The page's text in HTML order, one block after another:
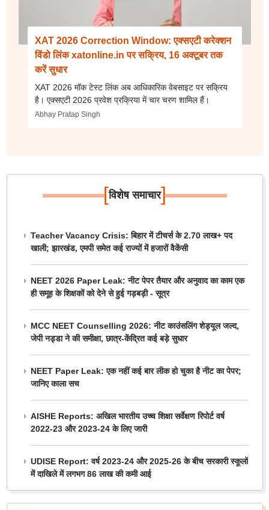
XAT 2026 Correction Window: एक्सएटी करेक्शन
विंडो लिंक xatonline.in पर सक्रिय, 16 अक्टूबर तक
करें सुधार
XAT 2026 मॉक टेस्ट लिंक अब आधिकारिक वेबसाइट पर सक्रिय
है। एक्सएटी 2026 प्रवेश प्रक्रिया में चार चरण शामिल हैं।
Abhay Pratap Singh
[विशेष समाचार]
Teacher Vacancy Crisis: बिहार में टीचर्स के 2.70 लाख+ पद
खाली; झारखंड, एमपी समेत कई राज्यों में हजारों वैकेंसी
NEET 2026 Paper Leak: नीट पेपर तैयार और अनुवाद का काम एक
ही समूह के शिक्षकों को देने से हुई गड़बड़ी - सूत्र
MCC NEET Counselling 2026: नीट काउंसलिंग शेड्यूल जल्द,
जेपी नड्डा ने की समीक्षा, छात्र-केंद्रित कई बड़े सुधार
NEET Paper Leak: एक नहीं कई बार लीक हो चुका है नीट का पेपर;
जानिए काला सच
AISHE Reports: अखिल भारतीय उच्च शिक्षा सर्वेक्षण रिपोर्ट वर्ष
2022-23 और 2023-24 के लिए जारी
UDISE Report: वर्ष 2023-24 और 2025-26 के बीच सरकारी स्कूलों
में दाखिले में लगभग 86 लाख की कमी आई